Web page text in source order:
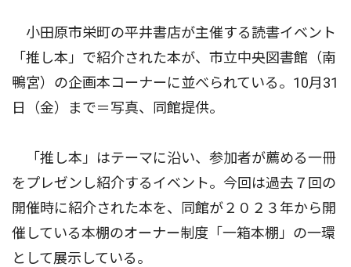
小田原市栄町の平井書店が主催する読書イベント
「推し本」で紹介された本が、市立中央図書館（南
鴨宮）の企画本コーナーに並べられている。10月31
日（金）まで＝写真、同館提供。
「推し本」はテーマに沿い、参加者が薦める一冊
をプレゼンし紹介するイベント。今回は過去７回の
開催時に紹介された本を、同館が２０２３年から開
催している本棚のオーナー制度「一箱本棚」の一環
として展示している。